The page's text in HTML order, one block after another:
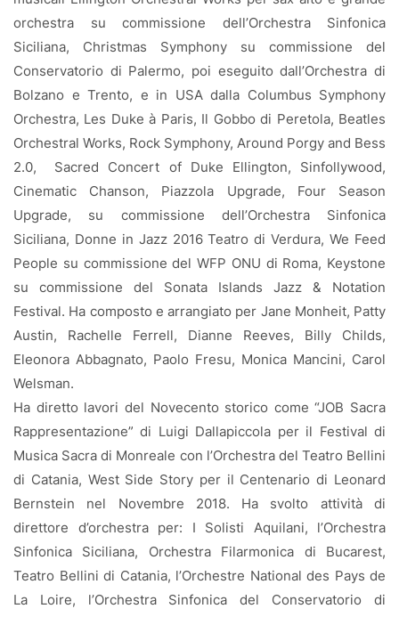
orchestra su commissione dell’Orchestra Sinfonica
Siciliana, Christmas Symphony su commissione del
Conservatorio di Palermo, poi eseguito dall’Orchestra di
Bolzano e Trento, e in USA dalla Columbus Symphony
Orchestra, Les Duke à Paris, Il Gobbo di Peretola, Beatles
Orchestral Works, Rock Symphony, Around Porgy and Bess
2.0,
Sacred Concert of Duke Ellington, Sinfollywood,
Cinematic Chanson, Piazzola Upgrade, Four Season
Upgrade, su commissione dell’Orchestra Sinfonica
Siciliana, Donne in Jazz 2016 Teatro di Verdura, We Feed
People su commissione del WFP ONU di Roma, Keystone
su commissione del Sonata Islands Jazz & Notation
Festival. Ha composto e arrangiato per Jane Monheit, Patty
Austin, Rachelle Ferrell, Dianne Reeves, Billy Childs,
Eleonora Abbagnato, Paolo Fresu, Monica Mancini, Carol
Welsman.
Ha diretto lavori del Novecento storico come “JOB Sacra
Rappresentazione” di Luigi Dallapiccola per il Festival di
Musica Sacra di Monreale con l’Orchestra del Teatro Bellini
di Catania, West Side Story per il Centenario di Leonard
Bernstein nel Novembre 2018. Ha svolto attività di
direttore d’orchestra per: I Solisti Aquilani, l’Orchestra
Sinfonica Siciliana, Orchestra Filarmonica di Bucarest,
Teatro Bellini di Catania, l’Orchestre National des Pays de
La Loire, l’Orchestra Sinfonica del Conservatorio di